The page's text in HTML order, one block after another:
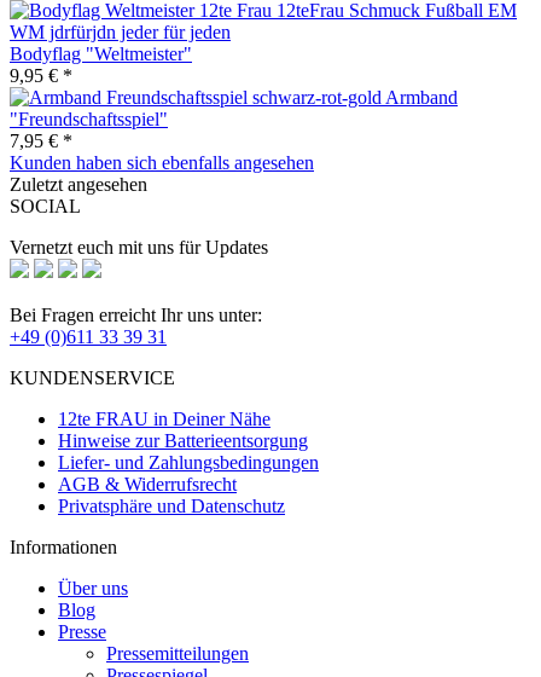
Bodyflag "Weltmeister"
9,95 € *
Armband
"Freundschaftsspiel"
7,95 € *
Kunden haben sich ebenfalls angesehen
Zuletzt angesehen
SOCIAL
Vernetzt euch mit uns für Updates
Bei Fragen erreicht Ihr uns unter:
+49 (0)611 33 39 31
KUNDENSERVICE
12te FRAU in Deiner Nähe
Hinweise zur Batterieentsorgung
Liefer- und Zahlungsbedingungen
AGB & Widerrufsrecht
Privatsphäre und Datenschutz
Informationen
Über uns
Blog
Presse
Pressemitteilungen